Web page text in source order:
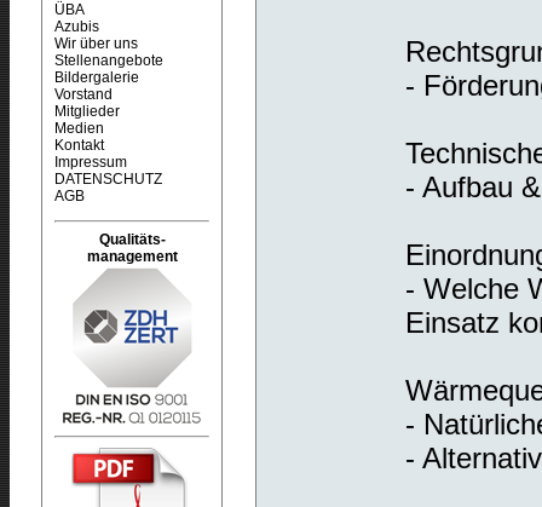
ÜBA
Azubis
Wir über uns
Stellenangebote
Bildergalerie
Vorstand
Mitglieder
Medien
Kontakt
Impressum
DATENSCHUTZ
AGB
Qualitäts-
management
-
- Aufbau
- Welche
Einsatz
-
-